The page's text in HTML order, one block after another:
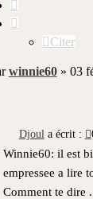
Citer
winnie60» 03
Djoul a écrit :
Winnie60: il est
empressee a lire
Comment te dire